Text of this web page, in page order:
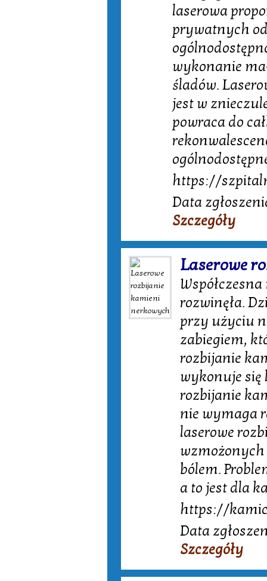
laserowa
prywatnych
wykonanie
śladów.
jest w
powraca do
https://
Data
Szczegóły
Laserowe
rozwinęła.
przy użyciu
zabiegiem,
rozbijanie
wykonuje się
rozbijanie
nie wymaga
laserowe
bólem.
a to jest dla
https://
Data
Szczegóły